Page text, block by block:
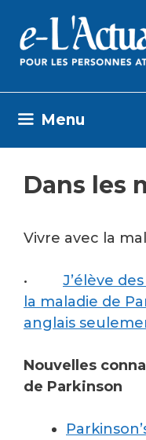
content
Menu
Dans les
Vivre avec la
• J’élève
la maladie de
anglais
Nouvelles
de Parkinson